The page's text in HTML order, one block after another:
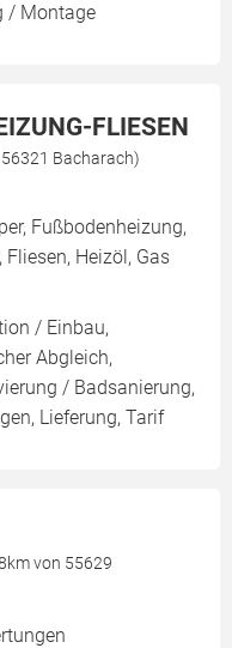
/ Montage
FLIESEN
Bacharach)
Fußbodenheizung,
Heizöl, Gas
/ Einbau,
Abgleich,
/ Badsanierung,
Lieferung, Tarif
von 55629